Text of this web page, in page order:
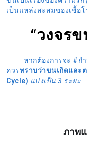
เป็นแหล่งสะสมของเชื้อ
“วงจรข
หากต้องการจะ #กำจั
ควรทราบว่าขนเกิดและ
Cycle) แบ่งเป็น 3 ระยะ
ภาพ